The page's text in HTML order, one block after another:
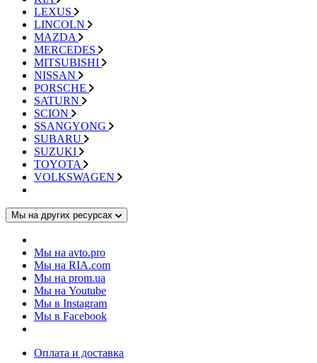
LEXUS
LINCOLN
MAZDA
MERCEDES
MITSUBISHI
NISSAN
PORSCHE
SATURN
SCION
SSANGYONG
SUBARU
SUZUKI
TOYOTA
VOLKSWAGEN
Мы на других ресурсах
Мы на avto.pro
Мы на RIA.com
Мы на prom.ua
Мы на Youtube
Мы в Instagram
Мы в Facebook
Оплата и доставка